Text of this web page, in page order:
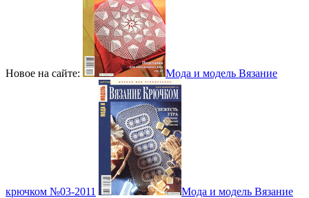
Новое на сайте: Мода и модель Вязание
крючком №03-2011 Мода и модель Вязание